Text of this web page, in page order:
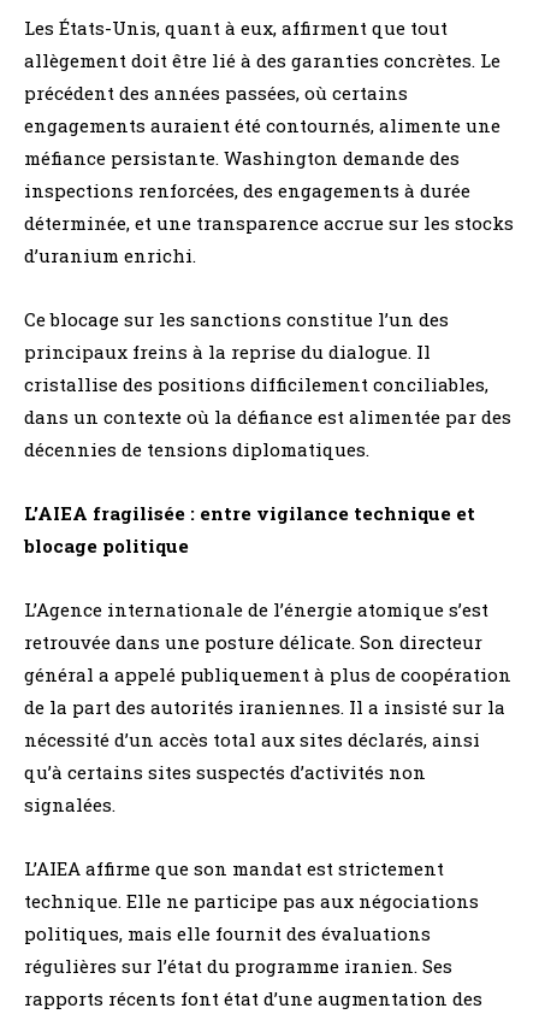
Les États-Unis, quant à eux, affirment que tout
allègement doit être lié à des garanties concrètes. Le
précédent des années passées, où certains
engagements auraient été contournés, alimente une
méfiance persistante. Washington demande des
inspections renforcées, des engagements à durée
déterminée, et une transparence accrue sur les stocks
d’uranium enrichi.
Ce blocage sur les sanctions constitue l’un des
principaux freins à la reprise du dialogue. Il
cristallise des positions difficilement conciliables,
dans un contexte où la défiance est alimentée par des
décennies de tensions diplomatiques.
L’AIEA fragilisée : entre vigilance technique et
blocage politique
L’Agence internationale de l’énergie atomique s’est
retrouvée dans une posture délicate. Son directeur
général a appelé publiquement à plus de coopération
de la part des autorités iraniennes. Il a insisté sur la
nécessité d’un accès total aux sites déclarés, ainsi
qu’à certains sites suspectés d’activités non
signalées.
L’AIEA affirme que son mandat est strictement
technique. Elle ne participe pas aux négociations
politiques, mais elle fournit des évaluations
régulières sur l’état du programme iranien. Ses
rapports récents font état d’une augmentation des